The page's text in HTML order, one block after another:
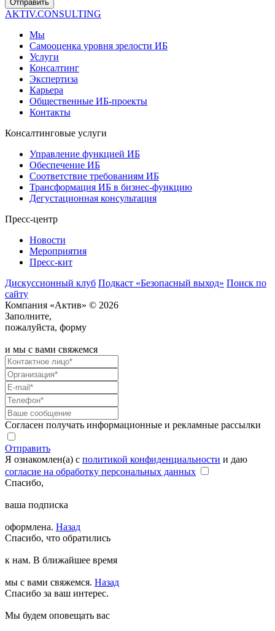
Отправить
AKTIV.CONSULTING
Мы
Самооценка уровня зрелости ИБ
Услуги
Консалтинг
Экспертиза
Карьера
Общественные ИБ-проекты
Контакты
Консалтинговые услуги
Управление функцией ИБ
Обеспечение ИБ
Соответствие требованиям ИБ
Трансформация ИБ в бизнес-функцию
Дегустационная консультация
Пресс-центр
Новости
Мероприятия
Пресс-кит
Дискуссионный клуб Подкаст «Безопасный выход» Поиск по
сайту
Компания «Актив» © 2026
Заполните,
пожалуйста, форму
и мы с вами свяжемся
Согласен получать информационные и рекламные рассылки
Отправить
Я ознакомлен(а) с политикой конфиденциальности и даю
согласие на обработку персональных данных
Спасибо,
ваша подписка
оформлена. Назад
Спасибо, что обратились
к нам. В ближайшее время
мы с вами свяжемся. Назад
Спасибо за ваш интерес.
Мы будем оповещать вас